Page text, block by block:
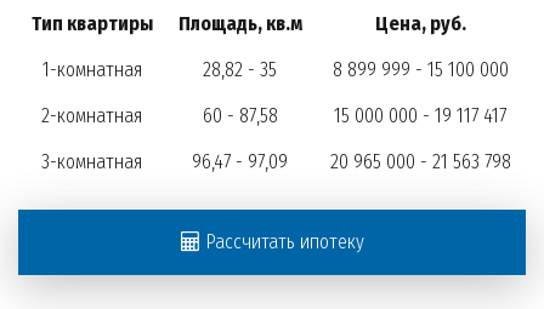
Тип квартиры Площадь, кв.м
Цена, руб.
1-комнатная
28,82 - 35
8 899 999 - 15 100 000
2-комнатная
60 - 87,58
15 000 000 - 19 117 417
3-комнатная
96,47 - 97,09 20 965 000 - 21 563 798
Рассчитать ипотеку